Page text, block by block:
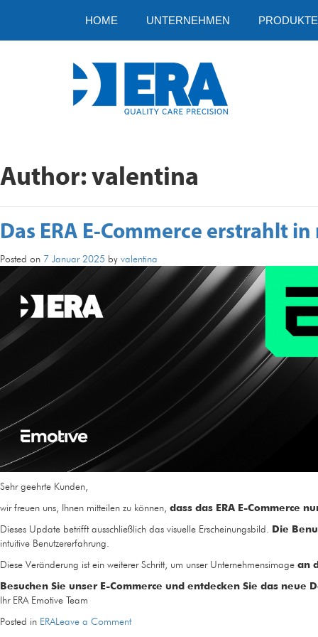
HOME UNTERNEHMEN PRODUKTE
Author:valentina
Das ERA E-Commerce erstrahlt
Posted on 7 Januar 2025 by valentina
Sehr geehrte Kunden,
wir freuen uns, Ihnen mitteilen zu können, dass das ERA E-Commerce
Dieses Update betrifft ausschließlich das visuelle Erscheinungsbild. Die
intuitive Benutzererfahrung.
Diese Veränderung ist ein weiterer Schritt, um unser Unternehmensimage an
Besuchen Sie unser E-Commerce und entdecken Sie das neue
Ihr ERA Emotive Team
Posted in ERALeave a Commenton